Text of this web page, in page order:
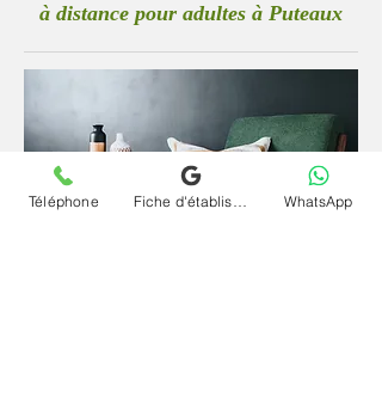
à distance pour adultes à Puteaux
Téléphone WhatsApp